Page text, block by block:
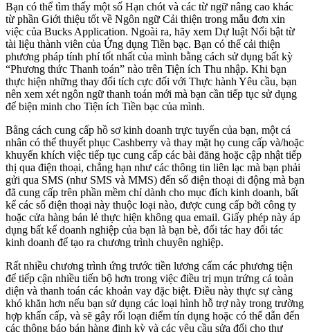
Bạn có thể tìm thấy một số Hạn chót và các từ ngữ nâng cao khác
từ phần Giới thiệu tốt về Ngôn ngữ Cải thiện trong mẫu đơn xin
việc của Bucks Application. Ngoài ra, hãy xem Dự luật Nổi bật từ
tài liệu thành viên của Ứng dụng Tiền bạc. Bạn có thể cải thiện
phương pháp tính phí tốt nhất của mình bằng cách sử dụng bất kỳ
“Phương thức Thanh toán” nào trên Tiện ích Thu nhập. Khi bạn
thực hiện những thay đổi tích cực đối với Thực hành Yêu cầu, bạn
nên xem xét ngôn ngữ thanh toán mới mà bạn cần tiếp tục sử dụng
để biện minh cho Tiện ích Tiền bạc của mình.
Bằng cách cung cấp hồ sơ kinh doanh trực tuyến của bạn, một cá
nhân có thể thuyết phục Cashberry và thay mặt họ cung cấp và/hoặc
khuyến khích việc tiếp tục cung cấp các bài đăng hoặc cập nhật tiếp
thị qua điện thoại, chẳng hạn như các thông tin liên lạc mà bạn phải
gửi qua SMS (như SMS và MMS) đến số điện thoại di động mà bạn
đã cung cấp trên phần mềm chỉ dành cho mục đích kinh doanh, bất
kể các số điện thoại này thuộc loại nào, được cung cấp bởi công ty
hoặc cửa hàng bán lẻ thực hiện không qua email. Giấy phép này áp
dụng bất kể doanh nghiệp của bạn là bạn bè, đối tác hay đối tác
kinh doanh để tạo ra chương trình chuyên nghiệp.
Rất nhiều chương trình ứng trước tiền lương cấm các phương tiện
để tiếp cận nhiều tiến bộ hơn trong việc điều trị mụn trứng cá toàn
diện và thanh toán các khoản vay đặc biệt. Điều này thực sự càng
khó khăn hơn nếu bạn sử dụng các loại hình hỗ trợ này trong trường
hợp khẩn cấp, và sẽ gây rối loạn điểm tín dụng hoặc có thể dẫn đến
các thông báo bán hàng định kỳ và các yêu cầu sửa đổi cho thư